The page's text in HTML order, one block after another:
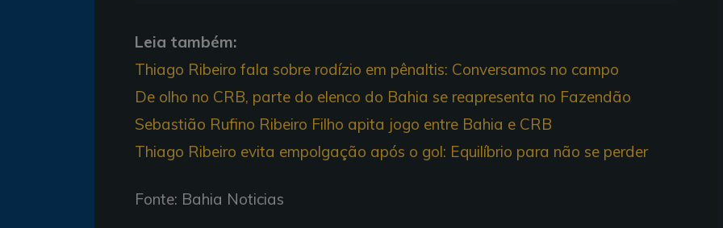
Leia também:
Thiago Ribeiro fala sobre rodízio em pênaltis: Conversamos no campo
De olho no CRB, parte do elenco do Bahia se reapresenta no Fazendão
Sebastião Rufino Ribeiro Filho apita jogo entre Bahia e CRB
Thiago Ribeiro evita empolgação após o gol: Equilíbrio para não se perder
Fonte: Bahia Noticias